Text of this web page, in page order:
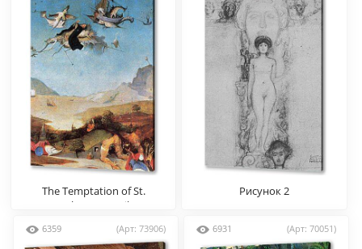
The Temptation of St.
Anthony (Detail)
Рисунок 2
6359 (Арт: 73906) 6931 (Арт: 70051)